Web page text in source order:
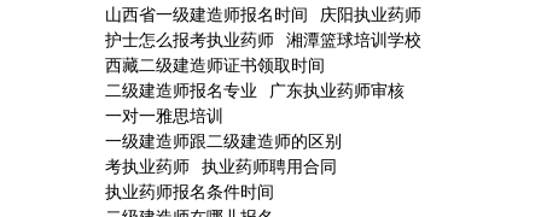
山西省一级建造师报名时间
庆阳执业药师
护士怎么报考执业药师
湘潭篮球培训学校
西藏二级建造师证书领取时间
二级建造师报名专业
广东执业药师审核
一对一雅思培训
一级建造师跟二级建造师的区别
考执业药师
执业药师聘用合同
执业药师报名条件时间